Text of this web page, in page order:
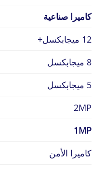
كاميرا صناعية
12 ميجابكسل+
8 ميجابكسل
5 ميجابكسل
2MP
1MP
كاميرا الأمن